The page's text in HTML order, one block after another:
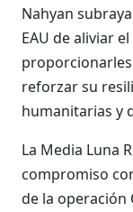
Nahyan
EAU de aliviar
reforzar su
humanitarias y
La Media Luna
compromiso
de la operación